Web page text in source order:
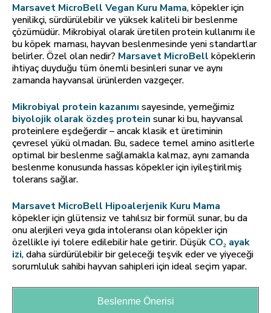
Marsavet MicroBell Vegan Kuru Mama, köpekler için
yenilikçi, sürdürülebilir ve yüksek kaliteli bir beslenme
çözümüdür. Mikrobiyal olarak üretilen protein kullanımı ile
bu köpek maması, hayvan beslenmesinde yeni standartlar
belirler. Özel olan nedir? Marsavet MicroBell köpeklerin
ihtiyaç duyduğu tüm önemli besinleri sunar ve aynı
zamanda hayvansal ürünlerden vazgeçer.
Mikrobiyal protein kazanımı sayesinde, yemeğimiz
biyolojik olarak özdeş protein sunar ki bu, hayvansal
proteinlere eşdeğerdir – ancak klasik et üretiminin
çevresel yükü olmadan. Bu, sadece temel amino asitlerle
optimal bir beslenme sağlamakla kalmaz, aynı zamanda
beslenme konusunda hassas köpekler için iyileştirilmiş
tolerans sağlar.
Marsavet MicroBell Hipoalerjenik Kuru Mama
köpekler için glütensiz ve tahılsız bir formül sunar, bu da
onu alerjileri veya gıda intoleransı olan köpekler için
özellikle iyi tolere edilebilir hale getirir. Düşük CO₂ ayak
izi, daha sürdürülebilir bir geleceği teşvik eder ve yiyeceği
sorumluluk sahibi hayvan sahipleri için ideal seçim yapar.
Beslenme Önerisi